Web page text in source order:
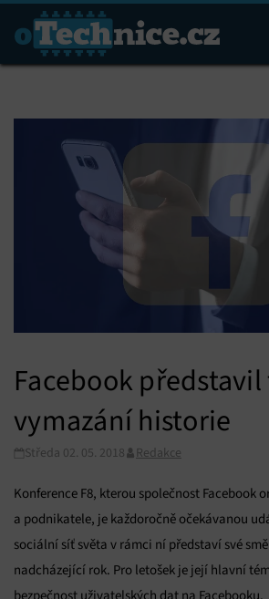
Facebook
vymazání historie
Středa 02. 05. 2018 Redakce
Konference F8, kterou společnost Facebook
a podnikatele, je každoročně očekávanou
sociální síť světa v rámci ní představí své
nadcházející rok. Pro letošek je její hlavní
bezpečnost uživatelských dat na Facebooku.